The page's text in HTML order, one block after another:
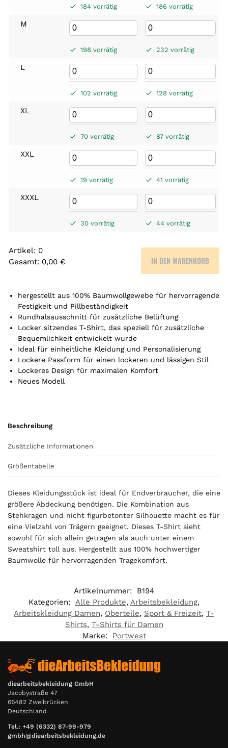
184 vorrätig 186 vorrätig
M
198 vorrätig 232 vorrätig
L
102 vorrätig 128 vorrätig
XL
70 vorrätig 87 vorrätig
XXL
19 vorrätig 41 vorrätig
XXXL
30 vorrätig 44 vorrätig
Artikel: 0
Gesamt: 0,00 €
r
i
k
l
.
Y
o
o
l
0
,
0
0
€
IN DEN WARENKORB
hergestellt aus 100% Baumwollgewebe für hervorragende
Festigkeit und Pillbeständigkeit
Rundhalsausschnitt für zusätzliche Belüftung
Locker sitzendes T-Shirt, das speziell für zusätzliche
Bequemlichkeit entwickelt wurde
Ideal für einheitliche Kleidung und Personalisierung
Lockere Passform für einen lockeren und lässigen Stil
Lockeres Design für maximalen Komfort
Neues Modell
Beschreibung
Zusätzliche Informationen
Größentabelle
Dieses Kleidungsstück ist ideal für Endverbraucher, die eine
größere Abdeckung benötigen. Die Kombination aus
Stehkragen und nicht figurbetonter Silhouette macht es für
eine Vielzahl von Trägern geeignet. Dieses T-Shirt sieht
sowohl für sich allein getragen als auch unter einem
Sweatshirt toll aus. Hergestellt aus 100% hochwertiger
Baumwolle für hervorragenden Tragekomfort.
Artikelnummer:
B194
Kategorien: Alle Produkte, Arbeitsbekleidung,
Arbeitskleidung Damen, Oberteile, Sport & Freizeit, T-
Shirts, T-Shirts für Damen
Marke:
Portwest
diearbeitsbekleidung GmbH
Jacobystraße 47
66482 Zweibrücken
Deutschland
Tel.: +49 (6332) 87-99-979
gmbh@diearbeitsbekleidung.de